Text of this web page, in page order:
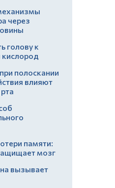
через
голову к
полоскании
влияют
памяти:
мозг
вызывает